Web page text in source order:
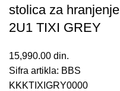
stolica za hranjenje
2U1 TIXI GREY
15,990.00 din.
Sifra artikla: BBS
KKKTIXIGRY0000